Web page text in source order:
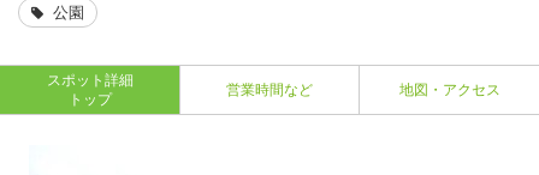
公園
スポット詳細
トップ
営業時間など 地図・アクセス